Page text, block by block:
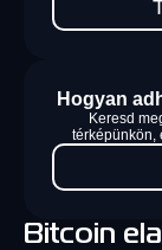
Bitcoin
Hogyan
Keresd
térképünkön,